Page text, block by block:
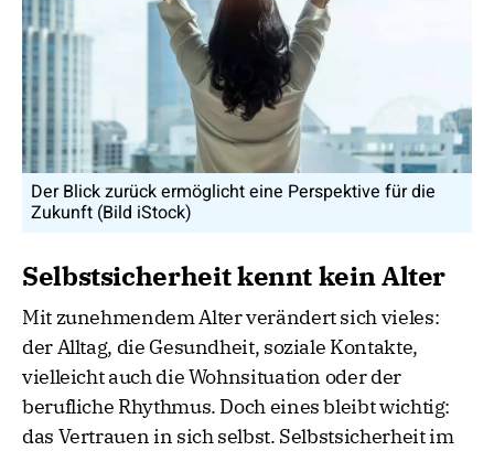
Der Blick zurück ermöglicht eine Perspektive für die
Zukunft (Bild iStock)
Selbstsicherheit kennt kein Alter
Mit zunehmendem Alter verändert sich vieles:
der Alltag, die Gesundheit, soziale Kontakte,
vielleicht auch die Wohnsituation oder der
berufliche Rhythmus. Doch eines bleibt wichtig:
das Vertrauen in sich selbst. Selbstsicherheit im